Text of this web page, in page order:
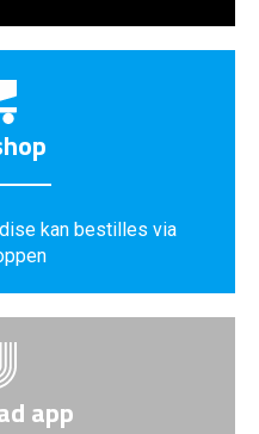
kan bestilles via
app